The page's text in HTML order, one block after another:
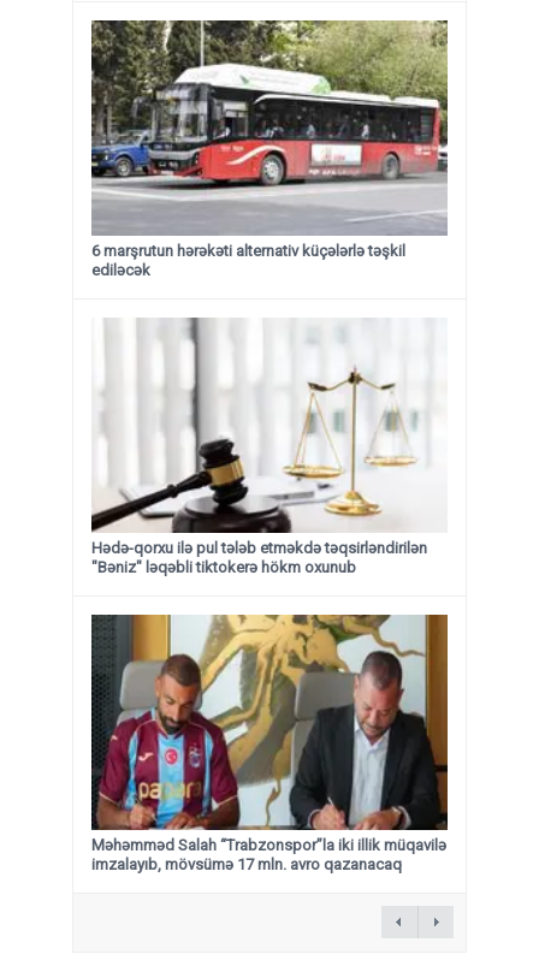
6 marşrutun hərəkəti alternativ küçələrlə təşkil
ediləcək
Hədə-qorxu ilə pul tələb etməkdə təqsirləndirilən
"Bəniz" ləqəbli tiktokerə hökm oxunub
Məhəmməd Salah “Trabzonspor”la iki illik müqavilə
imzalayıb, mövsümə 17 mln. avro qazanacaq